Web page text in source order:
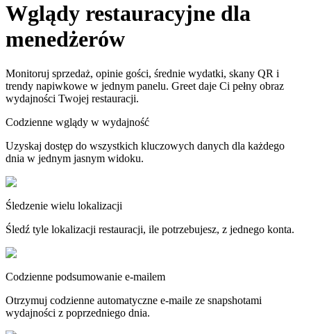
Wglądy restauracyjne dla
menedżerów
Monitoruj sprzedaż, opinie gości, średnie wydatki, skany QR i
trendy napiwkowe w jednym panelu. Greet daje Ci pełny obraz
wydajności Twojej restauracji.
Codzienne wglądy w wydajność
Uzyskaj dostęp do wszystkich kluczowych danych dla każdego
dnia w jednym jasnym widoku.
Śledzenie wielu lokalizacji
Śledź tyle lokalizacji restauracji, ile potrzebujesz, z jednego konta.
Codzienne podsumowanie e-mailem
Otrzymuj codzienne automatyczne e-maile ze snapshotami
wydajności z poprzedniego dnia.